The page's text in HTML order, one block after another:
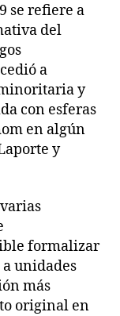
se refiere a
del
a
y
con esferas
en algún
y
formalizar
unidades
más
original en